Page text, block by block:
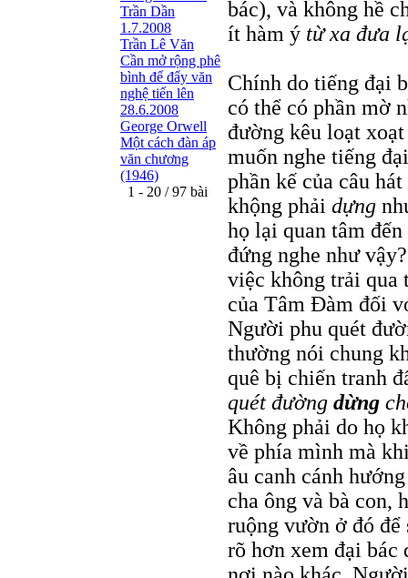
Trần Dần
1.7.2008
Trần Lê Văn
Cần mở rộng phê
bình để đẩy văn
nghệ tiến lên
28.6.2008
George Orwell
Một cách đàn áp
văn chương
(1946)
1 - 20 / 97 bài
bác), và không hề
ít hàm ý từ xa đưa
Chính do tiếng đại
có thể có phần mờ
đường kêu loạt
muốn nghe tiếng
phần kế của câu
khộng phải dựng
họ lại quan tâm
đứng nghe như
việc không trải qua
của Tâm Đàm đối
Người phu quét
thường nói chung
quê bị chiến tranh
quét đường dừng
Không phải do họ
về phía mình mà
âu canh cánh
cha ông và bà con,
ruộng vườn ở đó để
rõ hơn xem đại bác